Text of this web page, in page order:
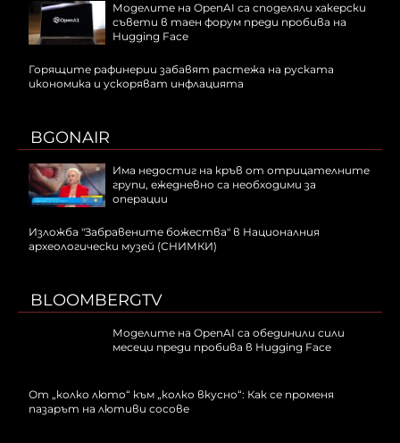
Моделите на OpenAI са споделяли хакерски
съвети в таен форум преди пробива на
Hugging Face
Горящите рафинерии забавят растежа на руската
икономика и ускоряват инфлацията
BGONAIR
Има недостиг на кръв от отрицателните
групи, ежедневно са необходими за
операции
Изложба "Забравените божества" в Националния
археологически музей (СНИМКИ)
BLOOMBERGTV
Моделите на OpenAI са обединили сили
месеци преди пробива в Hugging Face
От „колко люто“ към „колко вкусно“: Как се променя
пазарът на лютиви сосове